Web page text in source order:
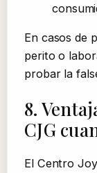
En casos de
perito o
probar la
8.
CJG
El Centro